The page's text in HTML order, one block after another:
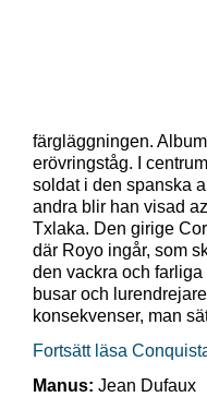
färgläggningen.
erövringståg. I
soldat i den spanska
andra blir han visad
Txlaka. Den girige
där Royo ingår, som
den vackra och
busar och
konsekvenser, man
Fortsätt läsa
Manus: Jean Dufaux